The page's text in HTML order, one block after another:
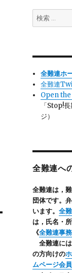
検
索:
全難連ホ
全難連
Open
「Stop!
ジ）
全難連へ
全難連は，
団体です。
います。 全
は，氏名・
《全難連事
全難連に
の方向けの
ムページ会員